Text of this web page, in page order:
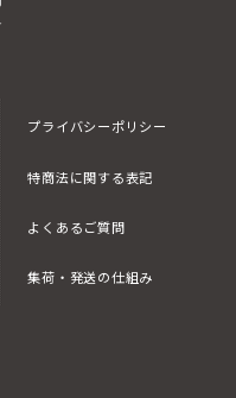
プライバシーポリシー
特商法に関する表記
よくあるご質問
集荷・発送の仕組み